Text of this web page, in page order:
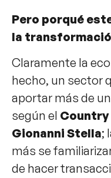
Pero porqué
la
​Claramente la
hecho, un sector
aportar más de
según el Country
Gionanni Stella;
más se
de hacer